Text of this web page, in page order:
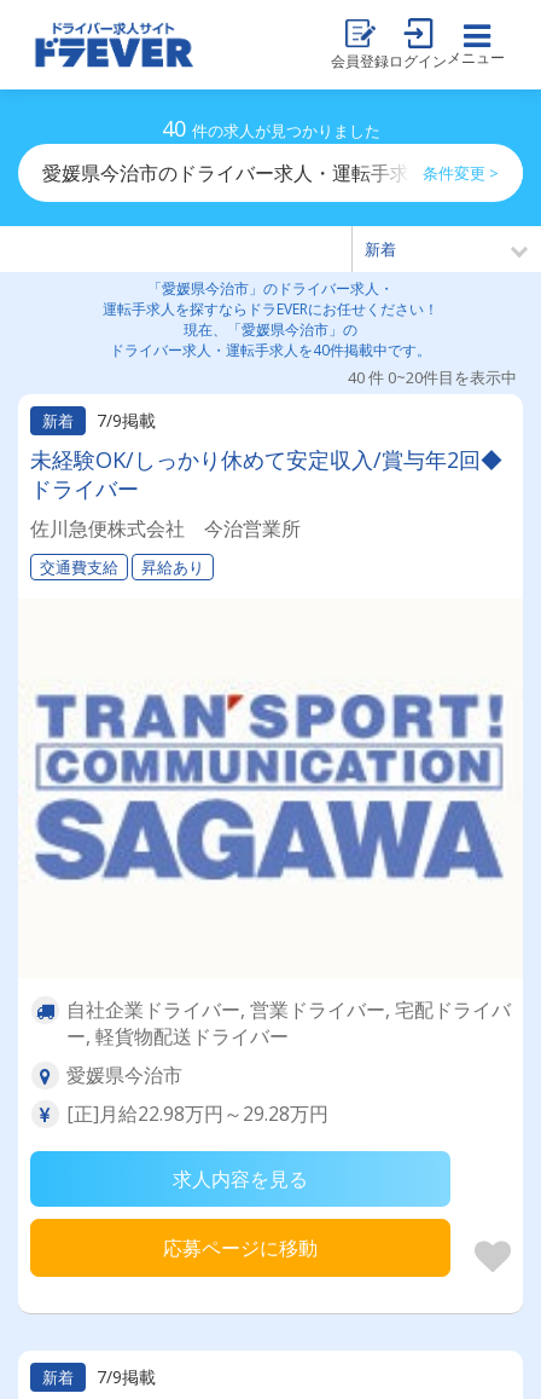
会員登録ログイン メニュー
40 件の求人が見つかりました
愛媛県今治市のドライバー求人・運転手求人一覧
条件変更 >
「愛媛県今治市」のドライバー求人・
運転手求人を探すならドラEVERにお任せください！
現在、「愛媛県今治市」の
ドライバー求人・運転手求人を40件掲載中です。
40 件 0~20件目を表示中
新着
7/9掲載
未経験OK/しっかり休めて安定収入/賞与年2回◆
ドライバー
佐川急便株式会社 今治営業所
交通費支給 昇給あり
自社企業ドライバー, 営業ドライバー, 宅配ドライバ
ー, 軽貨物配送ドライバー
愛媛県今治市
[正]月給22.98万円～29.28万円
求人内容を見る
応募ページに移動
新着 7/9掲載